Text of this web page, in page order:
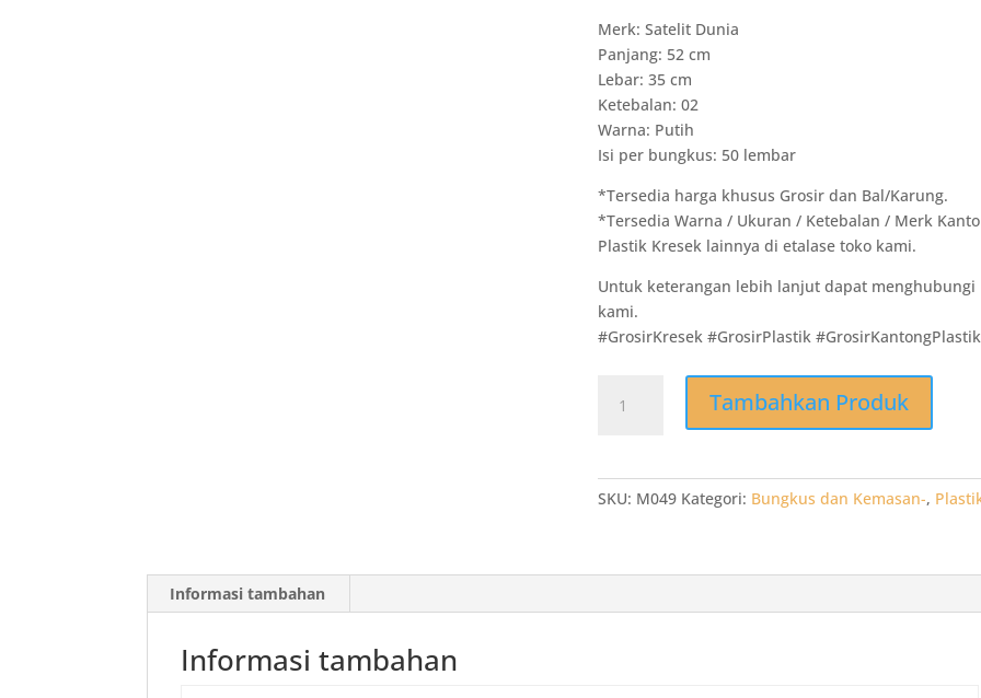
Merk: Satelit Dunia
Panjang: 52 cm
Lebar: 35 cm
Ketebalan: 02
Warna: Putih
Isi per bungkus: 50 lembar
*Tersedia harga khusus Grosir dan Bal/Karung.
*Tersedia Warna / Ukuran / Ketebalan / Merk
Plastik Kresek lainnya di etalase toko kami.
Untuk keterangan lebih lanjut dapat menghubungi
kami.
#GrosirKresek #GrosirPlastik #GrosirKantongPlastik
M049
02
Tambahkan Produk
SKU: M049 Kategori: Bungkus dan Kemasan-,
Informasi tambahan
Informasi tambahan